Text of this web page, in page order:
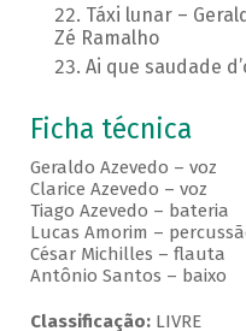
Táxi lunar –
Zé Ramalho
Ai que saudade
Ficha técnica
Geraldo Azevedo – voz
Clarice Azevedo – voz
Tiago Azevedo – bateria
Lucas Amorim –
César Michilles – flauta
Antônio Santos – baixo
Classificação:LIVRE